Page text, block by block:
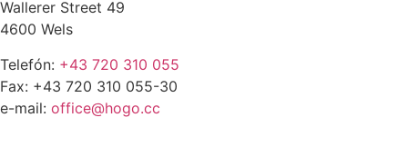
Wallerer Street 49
4600 Wels
Telefón: +43 720 310 055
Fax: +43 720 310 055-30
e-mail: office@hogo.cc